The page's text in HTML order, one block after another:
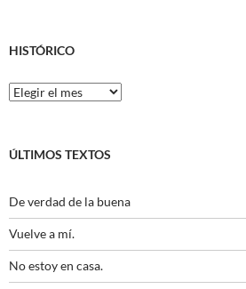
HISTÓRICO
Histórico
ÚLTIMOS TEXTOS
De verdad de la buena
Vuelve a mí.
No estoy en casa.